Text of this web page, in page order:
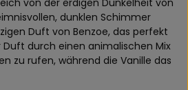
dunklen Schimmer
Duft von Benzoe, das perfekt
durch einen animalischen Mix
zu rufen, während die Vanille das